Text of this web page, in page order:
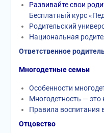
Развивайте свои
Бесплатный курс
Родительский
Национальная
Ответственное
Многодетные семьи
Особенности
Многодетность — это
Правила воспитания
Отцовство